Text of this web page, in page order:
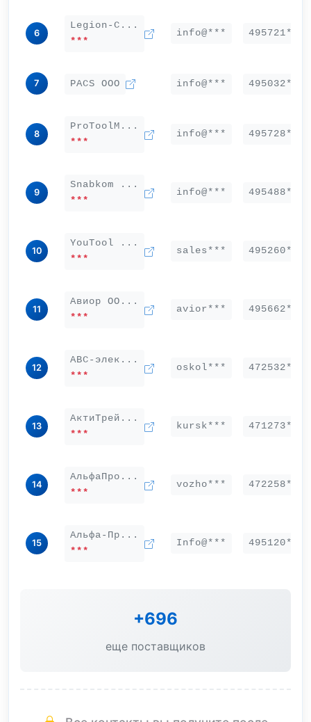
6
Legion-С...
***
info@*** 495721***
7 PACS ООО info@*** 495032***
8
ProToolM...
***
info@*** 495728***
9
Snabkom ...
***
info@*** 495488***
10
YouTool ...
***
sales*** 495260***
11
Авиор ОО...
***
avior*** 495662***
12
АВС-элек...
***
oskol*** 472532***
13
АктиТрей...
***
kursk*** 471273***
14
АльфаПро...
***
vozho*** 472258***
15
Альфа-Пр...
***
Info@*** 495120***
+696
еще поставщиков